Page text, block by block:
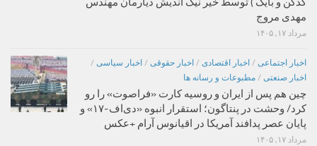
مهدی مروج
مرداد ۱۷, ۱۴۰۵
اخبار اجتماعی / اخبار اقتصادی / اخبار حقوقی / اخبار سیاسی /
اخبار صنعتی / مطبوعات و رسانه ها
چین هم پس از ایران و روسیه کارت «فراصوت» را رو
کرد/ وحشت در پنتاگون؛ استقرار انبوه «دی‌اف‑۱۷» و
پایان عصر پدافند آمریکا در اقیانوس آرام +عکس
مرداد ۱۷, ۱۴۰۵